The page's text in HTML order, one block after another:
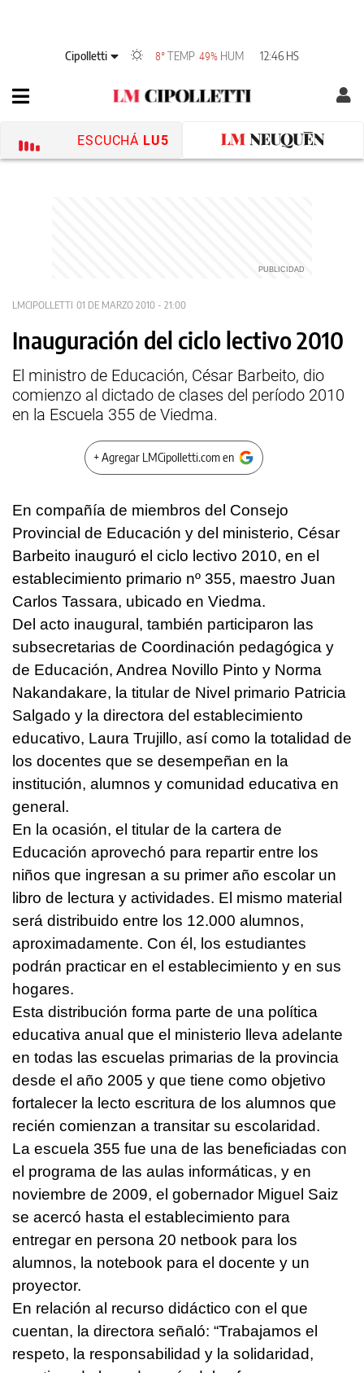
Cipolletti 8°TEMP 49% HUM 12:46 HS
ESCUCHÁ LU5
LMCIPOLLETTI 01 DE MARZO 2010 - 21:00
Inauguración del ciclo lectivo 2010
El ministro de Educación, César Barbeito, dio
comienzo al dictado de clases del período 2010
en la Escuela 355 de Viedma.
+ Agregar LMCipolletti.com en
En compañía de miembros del Consejo
Provincial de Educación y del ministerio, César
Barbeito inauguró el ciclo lectivo 2010, en el
establecimiento primario nº 355, maestro Juan
Carlos Tassara, ubicado en Viedma.
Del acto inaugural, también participaron las
subsecretarias de Coordinación pedagógica y
de Educación, Andrea Novillo Pinto y Norma
Nakandakare, la titular de Nivel primario Patricia
Salgado y la directora del establecimiento
educativo, Laura Trujillo, así como la totalidad de
los docentes que se desempeñan en la
institución, alumnos y comunidad educativa en
general.
En la ocasión, el titular de la cartera de
Educación aprovechó para repartir entre los
niños que ingresan a su primer año escolar un
libro de lectura y actividades. El mismo material
será distribuido entre los 12.000 alumnos,
aproximadamente. Con él, los estudiantes
podrán practicar en el establecimiento y en sus
hogares.
Esta distribución forma parte de una política
educativa anual que el ministerio lleva adelante
en todas las escuelas primarias de la provincia
desde el año 2005 y que tiene como objetivo
fortalecer la lecto escritura de los alumnos que
recién comienzan a transitar su escolaridad.
La escuela 355 fue una de las beneficiadas con
el programa de las aulas informáticas, y en
noviembre de 2009, el gobernador Miguel Saiz
se acercó hasta el establecimiento para
entregar en persona 20 netbook para los
alumnos, la notebook para el docente y un
proyector.
En relación al recurso didáctico con el que
cuentan, la directora señaló: “Trabajamos el
respeto, la responsabilidad y la solidaridad,